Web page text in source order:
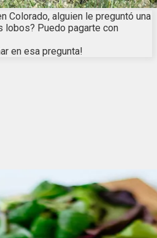
Colorado, alguien le preguntó una
lobos? Puedo pagarte con
en esa pregunta!